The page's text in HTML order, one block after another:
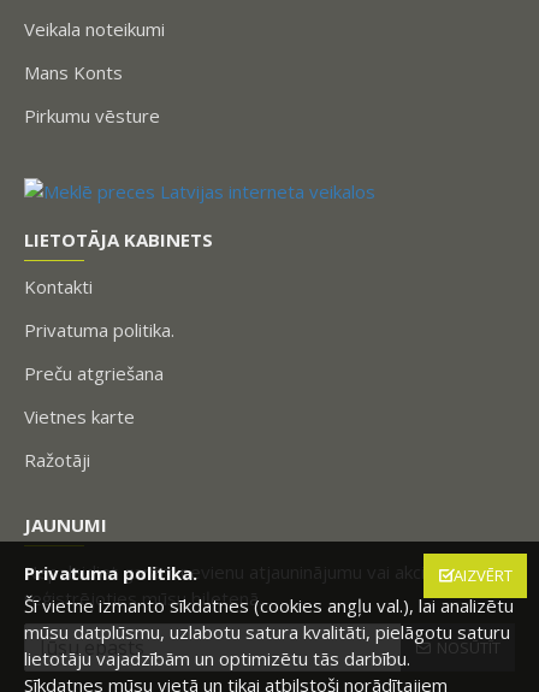
Veikala noteikumi
Mans Konts
Pirkumu vēsture
LIETOTĀJA KABINETS
Kontakti
Privatuma politika.
Preču atgriešana
Vietnes karte
Ražotāji
JAUNUMI
Nepalaidiet garām nevienu atjauninājumu vai akciju,
reģistrējoties mūsu biļetenā.
NOSŪTĪT
AIZVĒRT
Privatuma politika.
Šī vietne izmanto sīkdatnes (cookies angļu val.), lai analizētu
mūsu datplūsmu, uzlabotu satura kvalitāti, pielāgotu saturu
lietotāju vajadzībām un optimizētu tās darbību.
Sīkdatnes mūsu vietā un tikai atbilstoši norādītajiem